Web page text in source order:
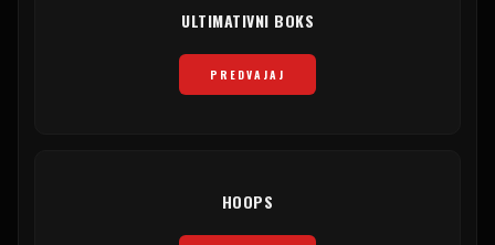
ULTIMATIVNI BOKS
PREDVAJAJ
HOOPS